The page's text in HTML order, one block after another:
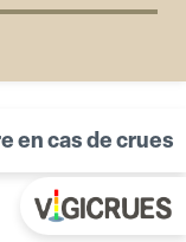
en cas de crues